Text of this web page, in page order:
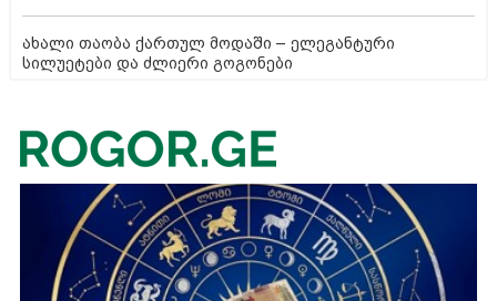
ახალი თაობა ქართულ მოდაში – ელეგანტური
სილუეტები და ძლიერი გოგონები